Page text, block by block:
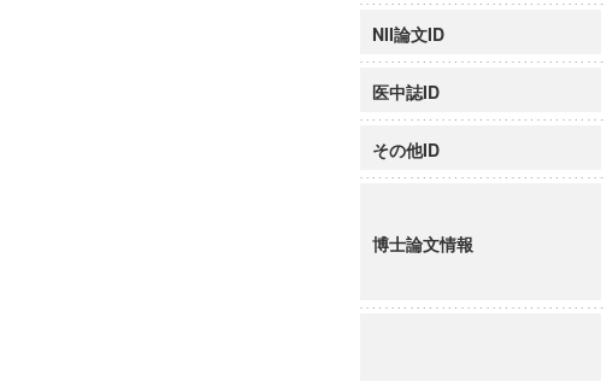
NII論文ID
医中誌ID
その他ID
博士論文情報